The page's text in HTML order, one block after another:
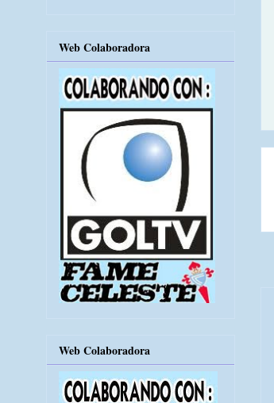
Web Colaboradora
Web Colaboradora